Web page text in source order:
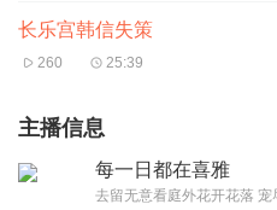
长乐宫韩信失策
260 25:39
主播信息
每一日都在喜雅
去留无意看庭外花开花落